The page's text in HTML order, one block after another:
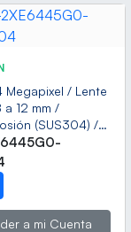
Megapixel / Lente
12 mm /
(SUS304) /
(ATEX -
IP68 / IK08
/ WDR 120 dB /
PoE / Micro SD
a mi Cuenta